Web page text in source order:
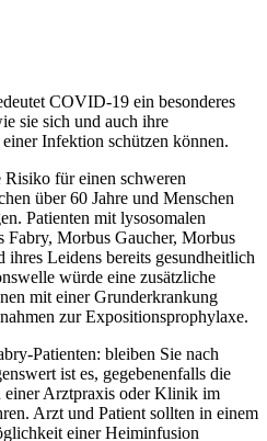
COVID-19 ein besonderes
sie sich und auch ihre
Infektion schützen können.
für einen schweren
über 60 Jahre und Menschen
Patienten mit lysosomalen
Fabry, Morbus Gaucher, Morbus
Leidens bereits gesundheitlich
würde eine zusätzliche
mit einer Grunderkrankung
zur Expositionsprophylaxe.
Patienten: bleiben Sie nach
ist es, gegebenenfalls die
einer Arztpraxis oder Klinik im
Arzt und Patient sollten in einem
einer Heiminfusion